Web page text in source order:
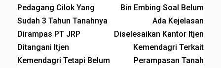
Pedagang Cilok Yang
Sudah 3 Tahun Tanahnya
Dirampas PT JRP
Ditangani Itjen
Kemendagri Tetapi Belum
Bin Embing Soal Belum
Ada Kejelasan
Diselesaikan Kantor Itjen
Kemendagri Terkait
Perampasan Tanah